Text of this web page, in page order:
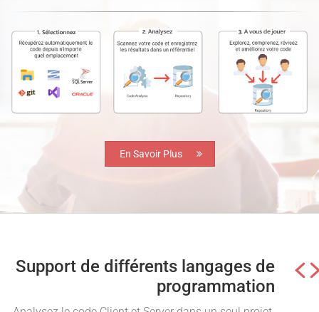
En Savoir Plus
Support de différents langages de
programmation